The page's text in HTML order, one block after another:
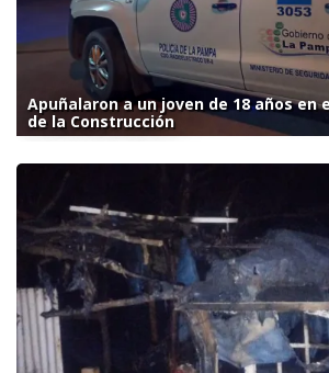
Apuñalaron a un joven de 18 años en
de la Construcción